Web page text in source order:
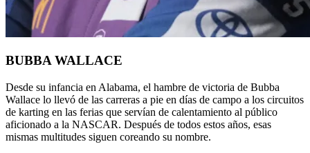
BUBBA WALLACE
Desde su infancia en Alabama, el hambre de victoria de Bubba
Wallace lo llevó de las carreras a pie en días de campo a los circuitos
de karting en las ferias que servían de calentamiento al público
aficionado a la NASCAR. Después de todos estos años, esas
mismas multitudes siguen coreando su nombre.